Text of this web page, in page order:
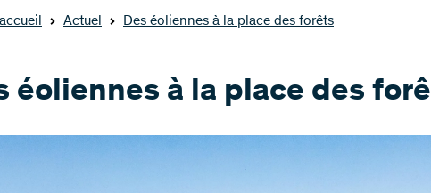
Actuel Des éoliennes à la place des forêts
éoliennes à la place des